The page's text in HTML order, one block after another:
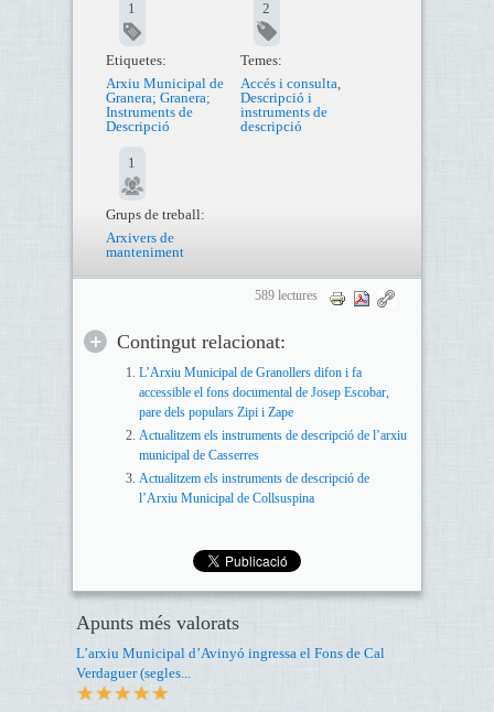
1
Etiquetes:
Arxiu Municipal de
Granera; Granera;
Instruments de
Descripció
2
Temes:
Accés i consulta,
Descripció i
instruments de
descripció
1
Grups de treball:
Arxivers de
manteniment
589 lectures
Contingut relacionat:
L’Arxiu Municipal de Granollers difon i fa
accessible el fons documental de Josep Escobar,
pare dels populars Zipi i Zape
Actualitzem els instruments de descripció de l’arxiu
municipal de Casserres
Actualitzem els instruments de descripció de
l’Arxiu Municipal de Collsuspina
Apunts més valorats
L’arxiu Municipal d’Avinyó ingressa el Fons de Cal
Verdaguer (segles...